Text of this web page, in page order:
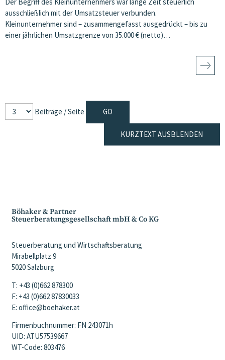
ausschließlich mit der Umsatzsteuer verbunden.
Kleinunternehmer sind – zusammengefasst ausgedrückt – bis zu
einer jährlichen Umsatzgrenze von 35.000 € (netto)…
Beiträge / Seite
KURZTEXT AUSBLENDEN
Böhaker & Partner
Steuerberatungsgesellschaft mbH & Co KG
Steuerberatung und Wirtschaftsberatung
Mirabellplatz 9
5020 Salzburg
T: +43 (0)662 878300
F: +43 (0)662 87830033
E: office@boehaker.at
Firmenbuchnummer: FN 243071h
UID: ATU57539667
WT-Code: 803476